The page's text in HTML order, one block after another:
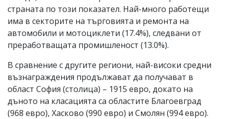
страната по този показател. Най-много работещи
има в секторите на търговията и ремонта на
автомобили и мотоциклети (17.4%), следвани от
преработващата промишленост (13.0%).
В сравнение с другите региони, най-високи средни
възнаграждения продължават да получават в
област София (столица) – 1915 евро, докато на
дъното на класацията са областите Благоевград
(968 евро), Хасково (990 евро) и Смолян (994 евро).